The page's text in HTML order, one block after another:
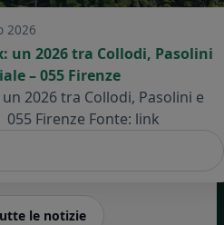
2026
un 2026 tra Collodi, Pasolini
– 055 Firenze
2026 tra Collodi, Pasolini e
Firenze Fonte: link
le notizie